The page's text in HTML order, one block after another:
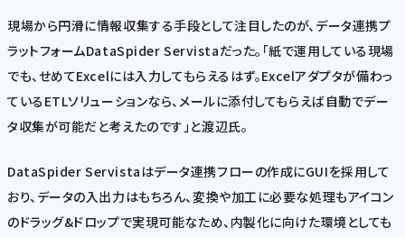
現場から円滑に情報収集する手段として注目したのが、データ連携プ
ラットフォームDataSpider Servistaだった。「紙で運用している現場
でも、せめてExcelには入力してもらえるはず。Excelアダプタが備わっ
ているETLソリューションなら、メールに添付してもらえば自動でデー
タ収集が可能だと考えたのです」と渡辺氏。
DataSpider Servistaはデータ連携フローの作成にGUIを採用して
おり、データの入出力はもちろん、変換や加工に必要な処理もアイコン
のドラッグ&ドロップで実現可能なため、内製化に向けた環境としても